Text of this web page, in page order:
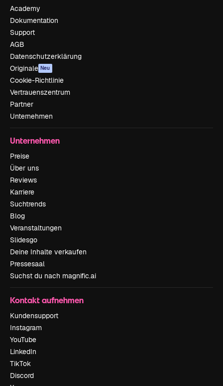
Academy
Dokumentation
Support
AGB
Datenschutzerklärung
Originale Neu
Cookie-Richtlinie
Vertrauenszentrum
Partner
Unternehmen
Unternehmen
Preise
Über uns
Reviews
Karriere
Suchtrends
Blog
Veranstaltungen
Slidesgo
Deine Inhalte verkaufen
Pressesaal
Suchst du nach magnific.ai
Kontakt aufnehmen
Kundensupport
Instagram
YouTube
LinkedIn
TikTok
Discord